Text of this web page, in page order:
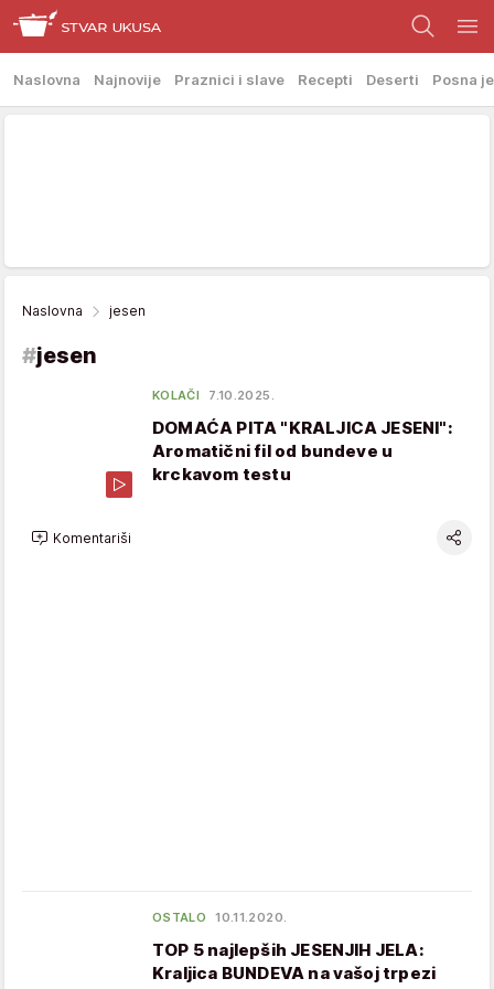
Naslovna Najnovije Praznici i slave Recepti Deserti Posna
Naslovna jesen
#jesen
KOLAČI 7.10.2025.
DOMAĆA PITA "KRALJICA JESENI":
Aromatični fil od bundeve u
krckavom testu
Komentariši
OSTALO 10.11.2020.
TOP 5 najlepših JESENJIH JELA:
Kraljica BUNDEVA na vašoj trpezi